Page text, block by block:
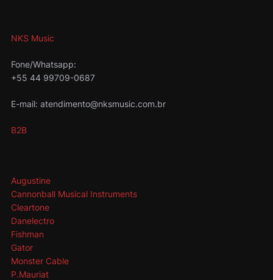
NKS Music
Fone/Whatsapp:
+55 44 99709-0687
E-mail: atendimento@nksmusic.com.br
B2B
Augustine
Cannonball Musical Instruments
Cleartone
Danelectro
Fishman
Gator
Monster Cable
P.Mauriat